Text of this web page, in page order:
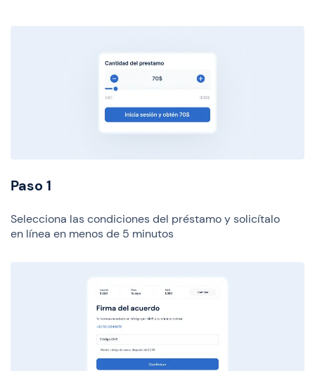
Paso 1
Selecciona las condiciones del préstamo y solicítalo
en línea en menos de 5 minutos